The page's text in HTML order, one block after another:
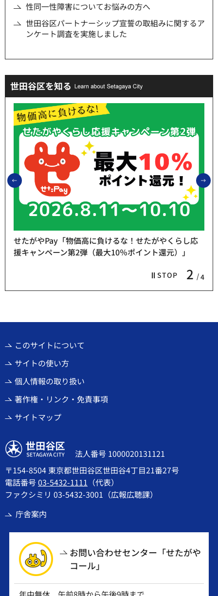
性同一性障害についてお悩みの方へ
世田谷区パートナーシップ宣誓の取組みに関するア
ンケート調査を実施しました
世田谷区を知る
前のスライドを表示
STOP 2 4
せたがやPay「物価高に負けるな！せたがやくらし応
援キャンペーン第2弾（最大10％ポイント還元）」
このサイトについて
サイトの使い方
個人情報の取り扱い
著作権・リンク・免責事項
サイトマップ
世田谷区
法人番号 1000020131121
〒154-8504 東京都世田谷区世田谷4丁目21番27号
電話番号03-5432-1111 （代表）
ファクシミリ 03-5432-3001（広報広聴課）
庁舎案内
お問い合わせセンター「せたがや
コール」